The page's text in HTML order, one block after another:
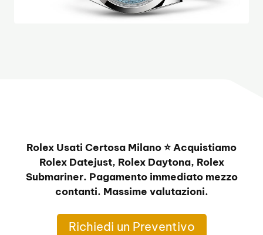
Rolex Usati Certosa Milano ⭐ Acquistiamo
Rolex Datejust, Rolex Daytona, Rolex
Submariner. Pagamento immediato mezzo
contanti. Massime valutazioni.
Richiedi un Preventivo